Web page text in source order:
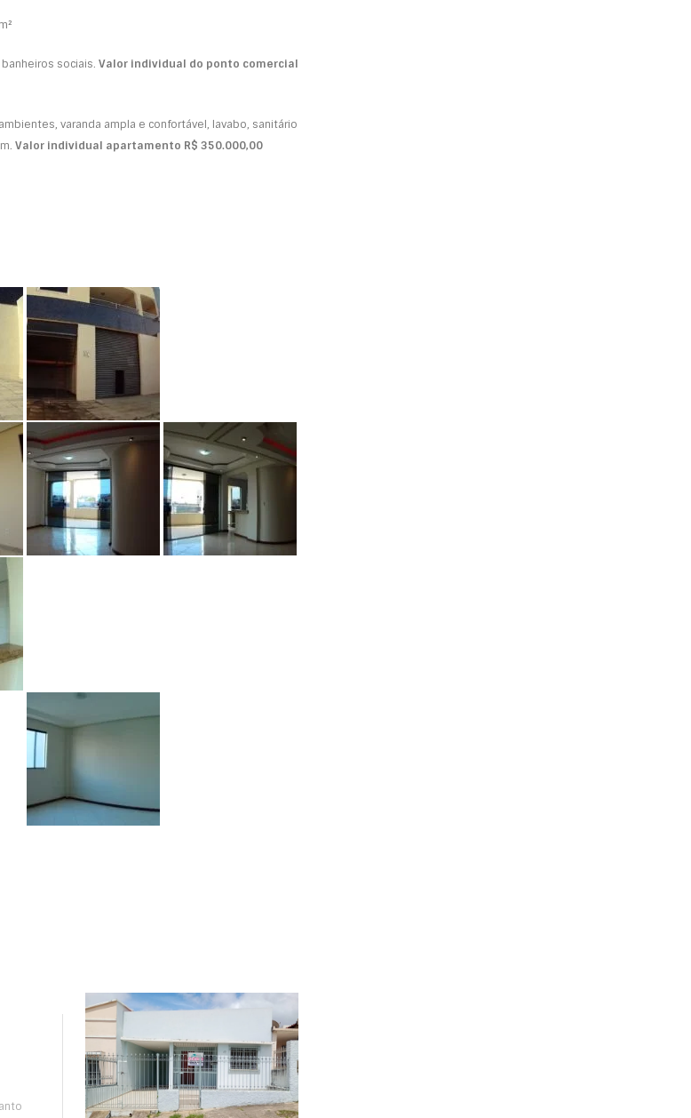
sociais. Valor individual do ponto comercial
varanda ampla e confortável, lavabo, sanitário
Valor individual apartamento R$ 350.000,00